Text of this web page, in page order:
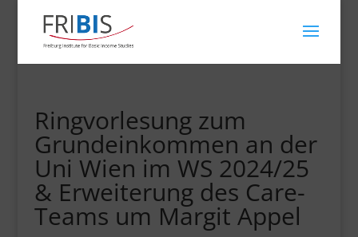
Ringvorlesung zum
Grundeinkommen an der
Uni Wien im WS 2024/25
& Erweiterung des Care-
Teams um Margit Appel